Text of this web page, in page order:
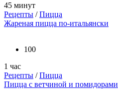
45 минут
Рецепты /Пицца
Жареная пицца по-итальянски
100
1 час
Рецепты /Пицца
Пицца с ветчиной и помидорами